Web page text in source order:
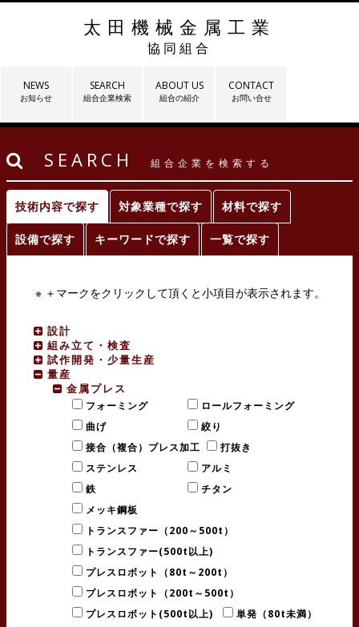
太田機械金属工業
協同組合
NEWS
お知らせ
SEARCH
組合企業検索
ABOUT US
組合の紹介
CONTACT
お問い合せ
SEARCH 組合企業を検索する
技術内容で探す 対象業種で探す 材料で探す
設備で探す キーワードで探す 一覧で探す
※ ＋マークをクリックして頂くと小項目が表示されます。
設計
組み立て・検査
試作開発・少量生産
量産
金属プレス
フォーミング
ロールフォーミング
曲げ
絞り
接合（複合）プレス加工
打抜き
ステンレス
アルミ
鉄
チタン
メッキ鋼板
トランスファー（200～500t）
トランスファー(500t以上)
プレスロボット（80t～200t）
プレスロボット（200t～500t）
プレスロボット(500t以上)
単発（80t未満）